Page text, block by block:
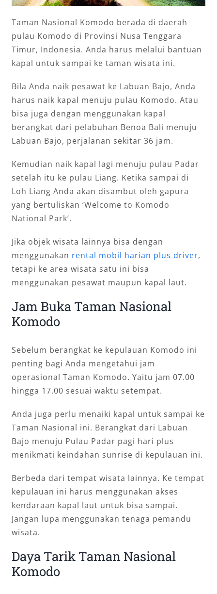
Taman Nasional Komodo berada di daerah
pulau Komodo di Provinsi Nusa Tenggara
Timur, Indonesia. Anda harus melalui bantuan
kapal untuk sampai ke taman wisata ini.
Bila Anda naik pesawat ke Labuan Bajo, Anda
harus naik kapal menuju pulau Komodo. Atau
bisa juga dengan menggunakan kapal
berangkat dari pelabuhan Benoa Bali menuju
Labuan Bajo, perjalanan sekitar 36 jam.
Kemudian naik kapal lagi menuju pulau Padar
setelah itu ke pulau Liang. Ketika sampai di
Loh Liang Anda akan disambut oleh gapura
yang bertuliskan ‘Welcome to Komodo
National Park’.
Jika objek wisata lainnya bisa dengan
menggunakan rental mobil harian plus driver,
tetapi ke area wisata satu ini bisa
menggunakan pesawat maupun kapal laut.
Jam Buka Taman Nasional
Komodo
Sebelum berangkat ke kepulauan Komodo ini
penting bagi Anda mengetahui jam
operasional Taman Komodo. Yaitu jam 07.00
hingga 17.00 sesuai waktu setempat.
Anda juga perlu menaiki kapal untuk sampai ke
Taman Nasional ini. Berangkat dari Labuan
Bajo menuju Pulau Padar pagi hari plus
menikmati keindahan sunrise di kepulauan ini.
Berbeda dari tempat wisata lainnya. Ke tempat
kepulauan ini harus menggunakan akses
kendaraan kapal laut untuk bisa sampai.
Jangan lupa menggunakan tenaga pemandu
wisata.
Daya Tarik Taman Nasional
Komodo